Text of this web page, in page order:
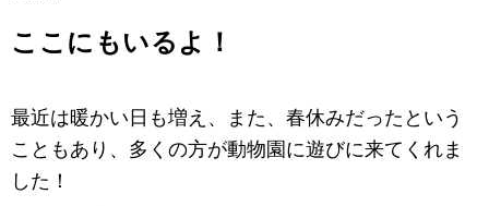
ここにもいるよ！
最近は暖かい日も増え、また、春休みだったという
こともあり、多くの方が動物園に遊びに来てくれま
した！